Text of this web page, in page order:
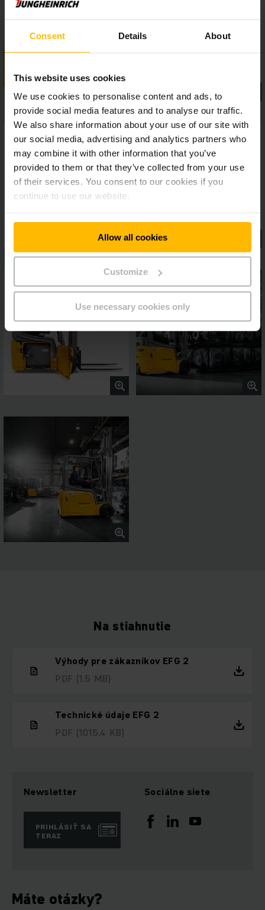
Consent Details About
This website uses cookies
We use cookies to personalise content and ads, to
provide social media features and to analyse our traffic.
We also share information about your use of our site with
our social media, advertising and analytics partners who
may combine it with other information that you’ve
provided to them or that they’ve collected from your use
of their services. You consent to our cookies if you
continue to use our website.
Allow all cookies
Customize
Use necessary cookies only
Na stiahnutie
Výhody pre zákazníkov EFG 2
PDF (1,5 MB)
Technické údaje EFG 2
PDF (1015,4 KB)
Newsletter
PRIHLÁSIŤ SA
TERAZ
Sociálne siete
Máte otázky?